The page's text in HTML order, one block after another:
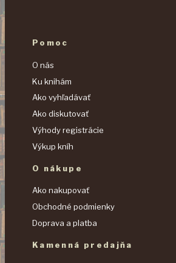
Pomoc
O nás
Ku knihám
Ako vyhľadávať
Ako diskutovať
Výhody registrácie
Výkup kníh
O nákupe
Ako nakupovať
Obchodné podmienky
Doprava a platba
Kamenná predajňa